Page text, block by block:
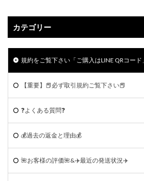
カテゴリー
規約をご覧下さい「ご購入はLINE QRコー
【重要】📕必ず取引規約ご覧下さい📕
❓よくある質問❓
💰過去の返金と理由💰
🌺お客様の評価🌺&✈️最近の発送状況✈️